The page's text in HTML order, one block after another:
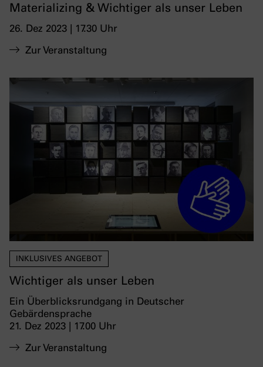
Materializing & Wichtiger als unser Leben
26. Dez 2023 | 17.30 Uhr
Zur Veranstaltung
INKLUSIVES ANGEBOT
Wichtiger als unser Leben
Ein Überblicksrundgang in Deutscher
Gebärdensprache
21. Dez 2023 | 17.00 Uhr
Zur Veranstaltung